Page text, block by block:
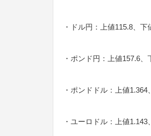
・ドル円：上値115.8、下
・ポンド円：上値157.6、
・ポンドドル：上値1.364
・ユーロドル：上値1.143